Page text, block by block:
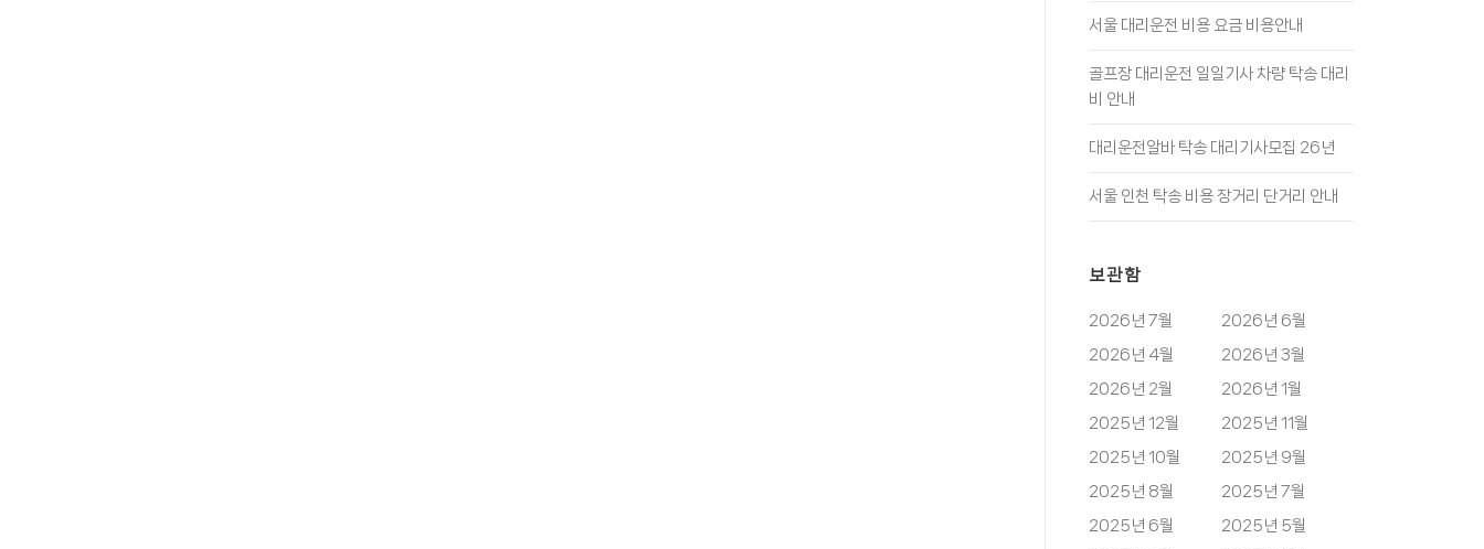
서울 대리운전 비용 요금 비용안내
골프장 대리운전 일일기사 차량 탁송 대리
비 안내
대리운전알바 탁송 대리기사모집 26년
서울 인천 탁송 비용 장거리 단거리 안내
보관함
2026년 7월
2026년 6월
2026년 4월
2026년 3월
2026년 2월
2026년 1월
2025년 12월
2025년 11월
2025년 10월
2025년 9월
2025년 8월
2025년 7월
2025년 6월
2025년 5월